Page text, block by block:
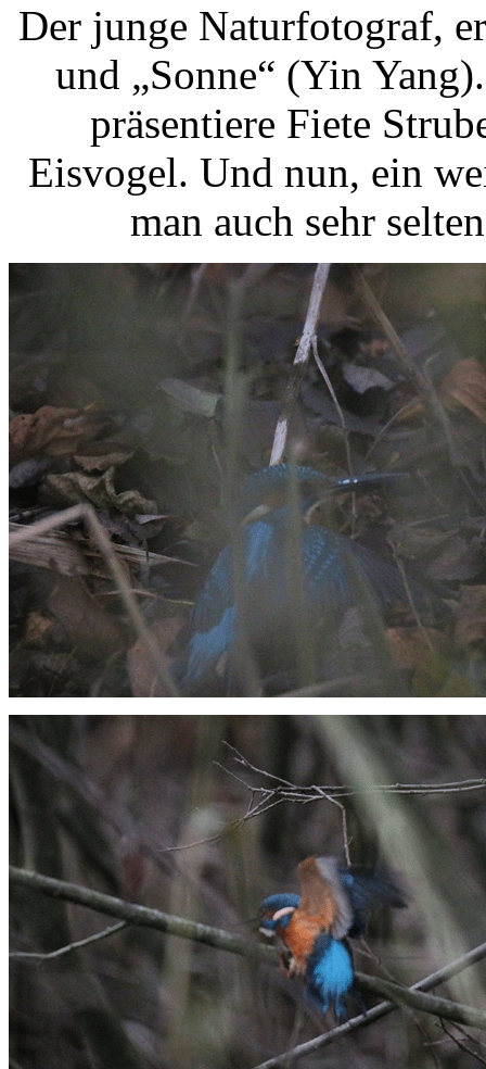
Der junge Naturfotograf,
und „Sonne“ (Yin
präsentiere Fiete
Eisvogel. Und nun, ein
man auch sehr